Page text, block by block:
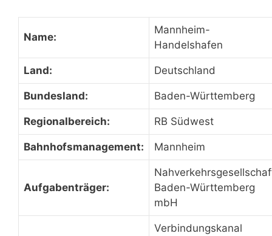
Name:
Mannheim-
Handelshafen
Land: Deutschland
Bundesland: Baden-Württemberg
Regionalbereich: RB Südwest
Bahnhofsmanagement: Mannheim
Aufgabenträger:
Baden-Württemberg
mbH
Verbindungskanal